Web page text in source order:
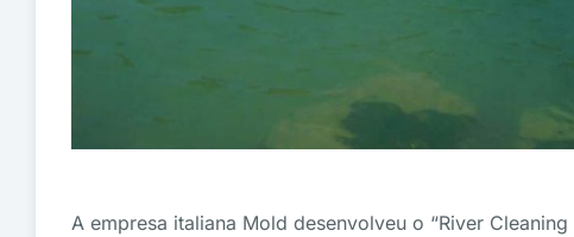
A empresa italiana Mold desenvolveu o “River